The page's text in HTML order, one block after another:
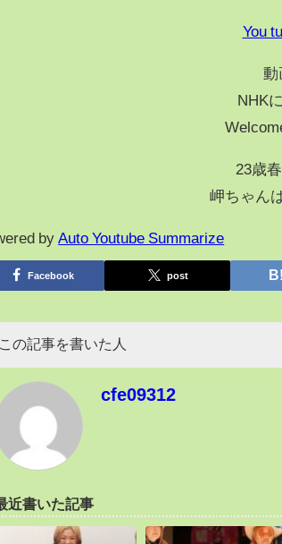
You
動
NHK
23歳
岬ちゃん
by Auto Youtube Summarize
Facebook post
この記事を書いた人
cfe09312
近書いた記事